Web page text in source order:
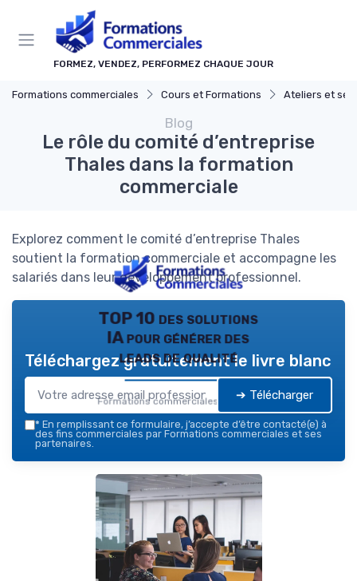
FORMEZ, VENDEZ, PERFORMEZ CHAQUE JOUR
Formations commerciales Cours et Formations Ateliers et
Blog
Le rôle du comité d’entreprise
Thales dans la formation
commerciale
Explorez comment le comité d’entreprise Thales
soutient la formation commerciale et accompagne les
salariés dans leur développement professionnel.
TOP 10 des solutions
IA pour générer des
leads de qualité
Formations commerciales — 2026
Téléchargez gratuitement le livre blanc
➔ Télécharger
* En remplissant ce formulaire, j’accepte d’être contacté(e) à
des fins commerciales par Formations commerciales et ses
partenaires.
Panneau de gestion des cookies